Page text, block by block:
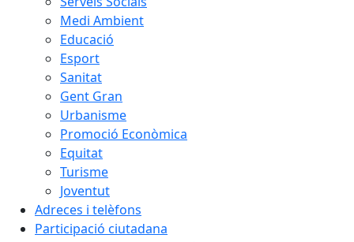
Medi Ambient
Educació
Esport
Sanitat
Gent Gran
Urbanisme
Promoció Econòmica
Equitat
Turisme
Joventut
Adreces i telèfons
Participació ciutadana